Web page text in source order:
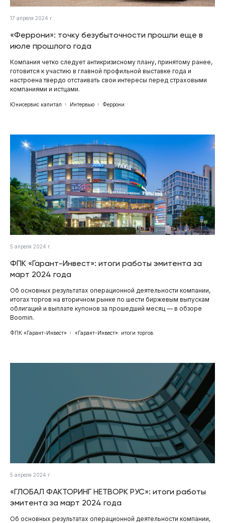
17 апреля 2024 г.
«Феррони»: точку безубыточности прошли еще в
июле прошлого года
Компания четко следует антикризисному плану, принятому ранее,
готовится к участию в главной профильной выставке года и
настроена твердо отстаивать свои интересы перед страховыми
компаниями и истцами.
Юнисервис капитал Интервью Феррони
5 апреля 2024 г.
ФПК «Гарант-Инвест»: итоги работы эмитента за
март 2024 года
Об основных результатах операционной деятельности компании,
итогах торгов на вторичном рынке по шести биржевым выпускам
облигаций и выплате купонов за прошедший месяц — в обзоре
Boomin.
ФПК «Гарант-Инвест» «Гарант-Инвест»: итоги торгов
5 апреля 2024 г.
«ГЛОБАЛ ФАКТОРИНГ НЕТВОРК РУС»: итоги работы
эмитента за март 2024 года
Об основных результатах операционной деятельности компании,